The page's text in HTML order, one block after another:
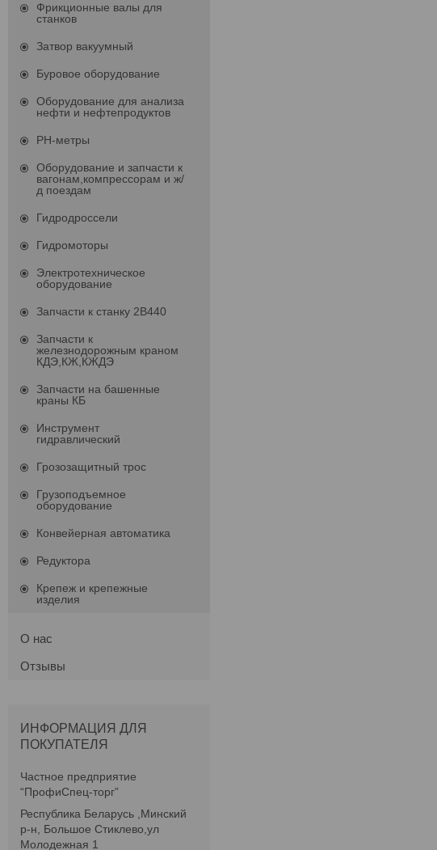
Фрикционные валы для
станков
Затвор вакуумный
Буровое оборудование
Оборудование для анализа
нефти и нефтепродуктов
PH-метры
Оборудование и запчасти к
вагонам,компрессорам и ж/
д поездам
Гидродроссели
Гидромоторы
Электротехническое
оборудование
Запчасти к станку 2В440
Запчасти к
железнодорожным краном
КДЭ,КЖ,КЖДЭ
Запчасти на башенные
краны КБ
Инструмент
гидравлический
Грозозащитный трос
Грузоподъемное
оборудование
Конвейерная автоматика
Редуктора
Крепеж и крепежные
изделия
О нас
Отзывы
ИНФОРМАЦИЯ ДЛЯ
ПОКУПАТЕЛЯ
Частное предприятие
“ПрофиСпец-торг”
Республика Беларусь ,Минский
р-н, Большое Стиклево,ул
Молодежная 1